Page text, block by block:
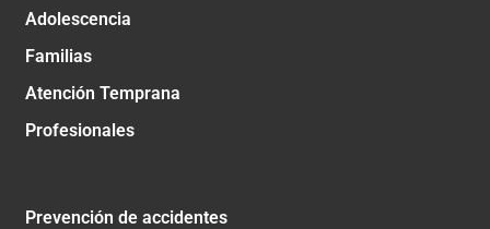
Adolescencia
Familias
Atención Temprana
Profesionales
Prevención de accidentes